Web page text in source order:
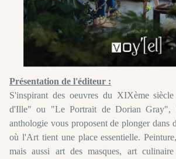
Présentation de l'éditeur :
S'inspirant des oeuvres du XIXème
d'Ille" ou "Le Portrait de Dorian Gray",
anthologie vous proposent de plonger dans
où l'Art tient une place essentielle.
mais aussi art des masques, art